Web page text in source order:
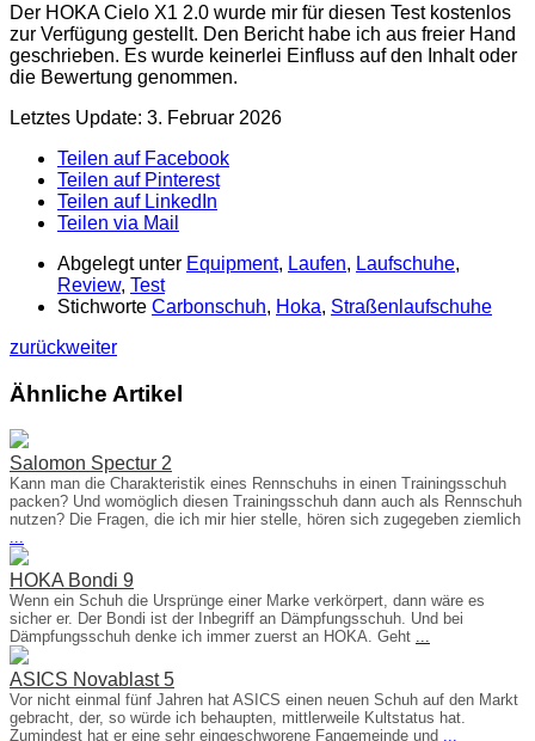
Der HOKA Cielo X1 2.0 wurde mir für diesen Test kostenlos
zur Verfügung gestellt. Den Bericht habe ich aus freier Hand
geschrieben. Es wurde keinerlei Einfluss auf den Inhalt oder
die Bewertung genommen.
Letztes Update: 3. Februar 2026
Teilen auf Facebook
Teilen auf Pinterest
Teilen auf LinkedIn
Teilen via Mail
Abgelegt unter Equipment, Laufen, Laufschuhe,
Review, Test
Stichworte Carbonschuh, Hoka, Straßenlaufschuhe
zurückweiter
Ähnliche Artikel
Salomon Spectur 2
Kann man die Charakteristik eines Rennschuhs in einen Trainingsschuh
packen? Und womöglich diesen Trainingsschuh dann auch als Rennschuh
nutzen? Die Fragen, die ich mir hier stelle, hören sich zugegeben ziemlich
...
HOKA Bondi 9
Wenn ein Schuh die Ursprünge einer Marke verkörpert, dann wäre es
sicher er. Der Bondi ist der Inbegriff an Dämpfungsschuh. Und bei
Dämpfungsschuh denke ich immer zuerst an HOKA. Geht ...
ASICS Novablast 5
Vor nicht einmal fünf Jahren hat ASICS einen neuen Schuh auf den Markt
gebracht, der, so würde ich behaupten, mittlerweile Kultstatus hat.
Zumindest hat er eine sehr eingeschworene Fangemeinde und ...